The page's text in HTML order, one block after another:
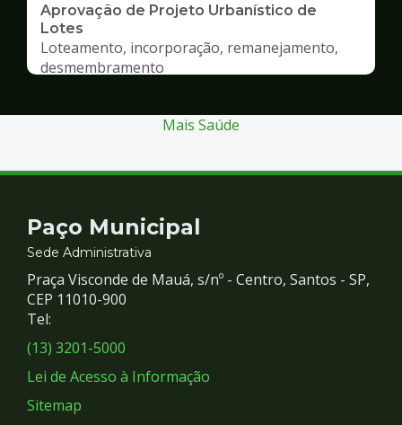
Aprovação de Projeto Urbanístico de
Lotes
Loteamento, incorporação, remanejamento,
desmembramento
Mais Saúde
Contato
e
Redes
Sociais
Paço Municipal
Sede Administrativa
Praça Visconde de Mauá, s/nº - Centro, Santos - SP,
CEP 11010-900
Tel:
(13) 3201-5000
Lei de Acesso à Informação
Sitemap